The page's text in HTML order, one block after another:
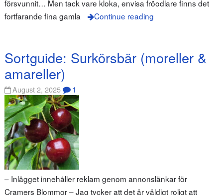
försvunnit… Men tack vare kloka, envisa fröodlare finns det
fortfarande fina gamla
Continue reading
Sortguide: Surkörsbär (moreller &
amareller)
August 2, 2025 1
– Inlägget innehåller reklam genom annonslänkar för
Cramers Blommor – Jag tycker att det är väldigt roligt att